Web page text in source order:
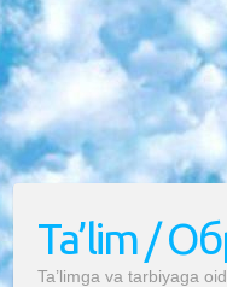
Ta’lim /
Ta’limga va tarbiyaga